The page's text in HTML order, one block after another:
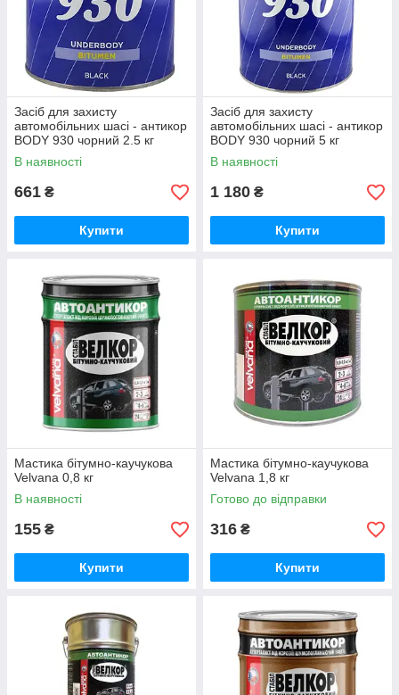
Засіб для захисту
автомобільних шасі - антикор
BODY 930 чорний 2.5 кг
В наявності
661 ₴
Купити
Засіб для захисту
автомобільних шасі - антикор
BODY 930 чорний 5 кг
В наявності
1 180 ₴
Купити
Мастика бітумно-каучукова
Velvana 0,8 кг
В наявності
155 ₴
Купити
Мастика бітумно-каучукова
Velvana 1,8 кг
Готово до відправки
316 ₴
Купити